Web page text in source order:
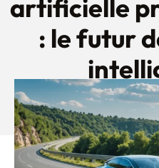
artificielle
: le futur